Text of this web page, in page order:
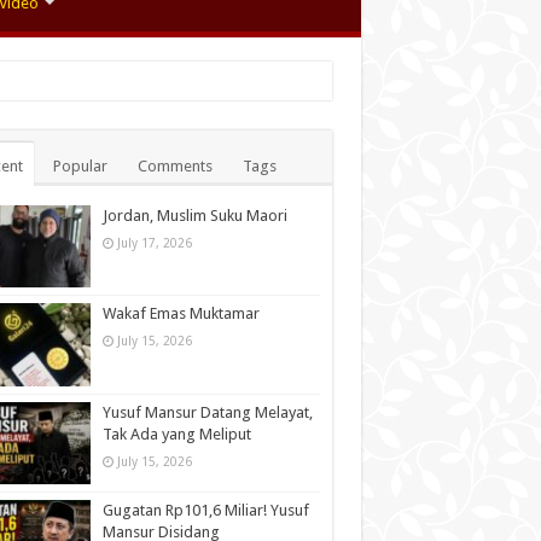
Popular Comments Tags
Jordan, Muslim Suku Maori
July 17, 2026
Wakaf Emas Muktamar
July 15, 2026
Yusuf Mansur Datang Melayat,
Tak Ada yang Meliput
July 15, 2026
Gugatan Rp101,6 Miliar! Yusuf
Mansur Disidang